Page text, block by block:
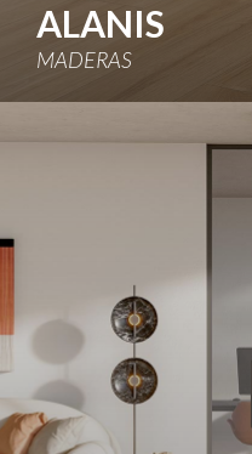
ALANIS
MADERAS